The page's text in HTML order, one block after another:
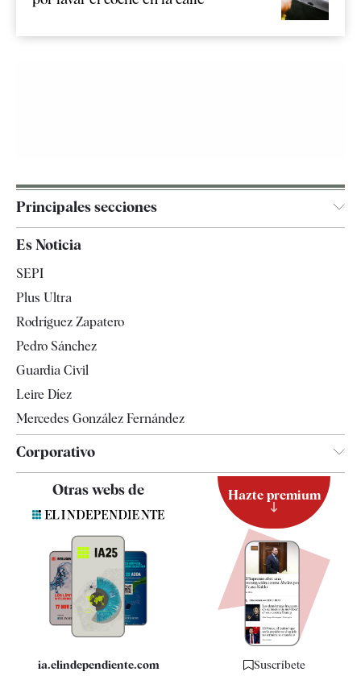
Principales secciones
España
Televisión
Es Noticia
SEPI
Plus Ultra
Rodríguez Zapatero
Pedro Sánchez
Guardia Civil
Leire Díez
Mercedes González Fernández
Corporativo
Contacto
Quiénes somos
Especificaciones
Otras webs de
ia.elindependiente.com
Hazte premium
Suscríbete